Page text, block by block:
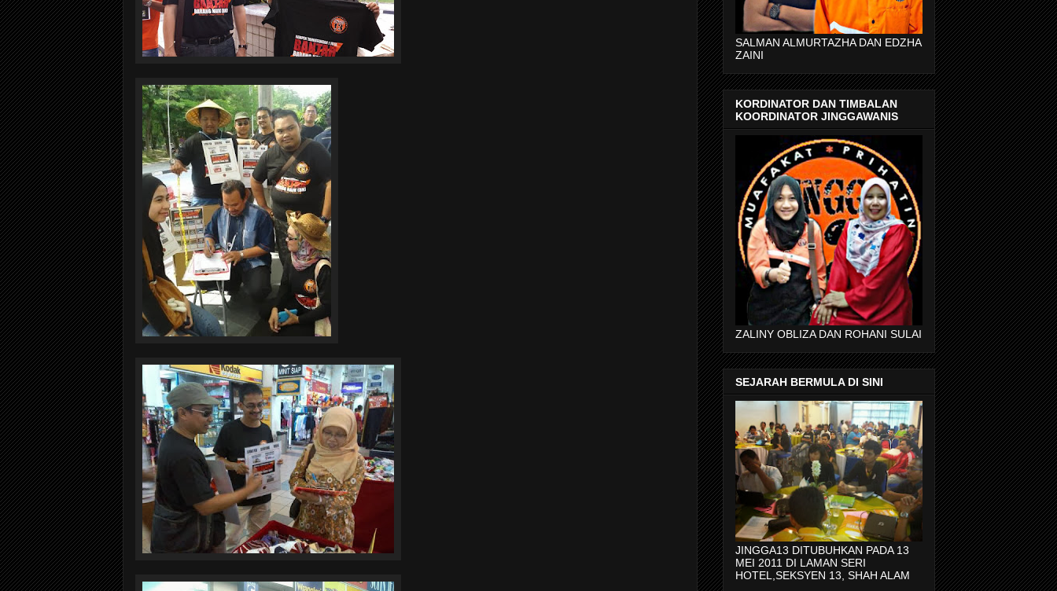
SALMAN ALMURTAZHA DAN EDZHA
ZAINI
KORDINATOR DAN TIMBALAN
KOORDINATOR JINGGAWANIS
ZALINY OBLIZA DAN ROHANI SULAI
SEJARAH BERMULA DI SINI
JINGGA13 DITUBUHKAN PADA 13
MEI 2011 DI LAMAN SERI
HOTEL,SEKSYEN 13, SHAH ALAM